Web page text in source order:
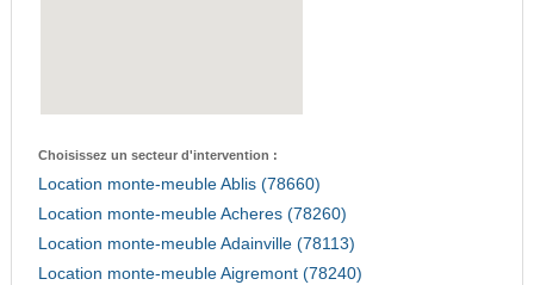
Choisissez un secteur d'intervention :
Location monte-meuble Ablis (78660)
Location monte-meuble Acheres (78260)
Location monte-meuble Adainville (78113)
Location monte-meuble Aigremont (78240)